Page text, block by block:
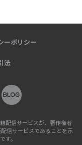
ーポリシー
法
配信サービスが、著作権者
信サービスであることを示
す。